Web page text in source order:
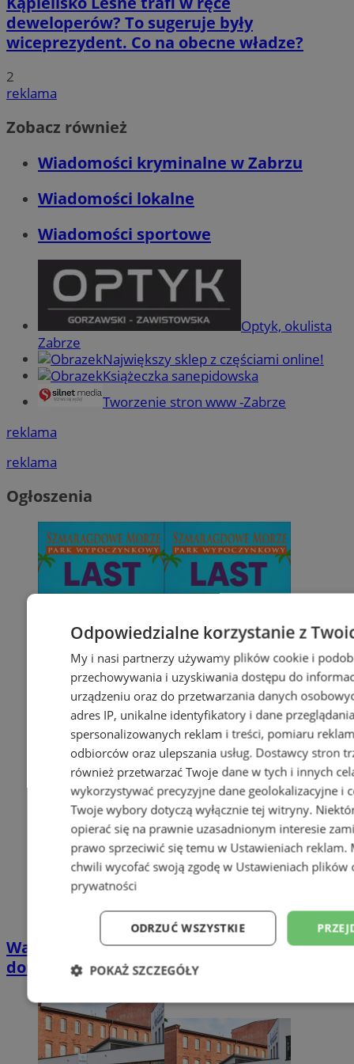
deweloperów? To sugeruje były
wiceprezydent. Co na obecne władze?
2
reklama
Zobacz również
Wiadomości kryminalne w Zabrzu
Wiadomości lokalne
Wiadomości sportowe
Optyk, okulista
Zabrze
Największy sklep z częściami online!
Książeczka sanepidowska
Tworzenie stron www -Zabrze
reklama
reklama
Ogłoszenia
Wakacyjny wypoczynek nad Bałtykiem w
domkach Szmaragdowe Morze
Odpowiedzialne korzystanie z
My i nasi partnerzy używamy plików cookie i
przechowywania i uzyskiwania dostępu do
urządzeniu oraz do przetwarzania danych
adres IP, unikalne identyfikatory i dane
spersonalizowanych reklam i treści, pomiaru
odbiorców oraz ulepszania usług. Dostawcy stron
również przetwarzać Twoje dane w tych i innych
wykorzystywać precyzyjne dane geolokalizacyjne i
Twoje wybory dotyczą wyłącznie tej witryny.
opierać się na prawnie uzasadnionym interesie
prawo sprzeciwić się temu w Ustawieniach reklam.
chwili wycofać swoją zgodę w Ustawieniach plików
prywatności
ODRZUĆ WSZYSTKIE
POKAŻ SZCZEGÓŁY
Niezbędne Wydajność